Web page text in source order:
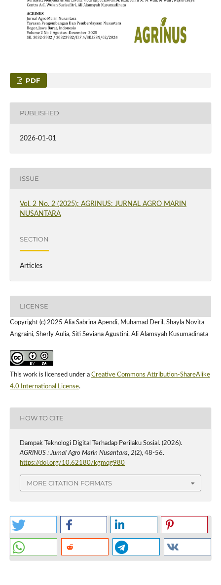
PDF
PUBLISHED
2026-01-01
ISSUE
Vol. 2 No. 2 (2025): AGRINUS: JURNAL AGRO MARIN
NUSANTARA
SECTION
Articles
LICENSE
Copyright (c) 2025 Alia Sabrina Apendi, Muhamad Deril, Shayla Novita
Angraini, Sherly Aulia, Siti Seviana Agustini, Ali Alamsyah Kusumadinata
This work is licensed under a Creative Commons Attribution-ShareAlike
4.0 International License.
HOW TO CITE
Dampak Teknologi Digital Terhadap Perilaku Sosial. (2026).
AGRINUS : Jurnal Agro Marin Nusantara, 2(2), 48-56.
https://doi.org/10.62180/kgmqg980
MORE CITATION FORMATS